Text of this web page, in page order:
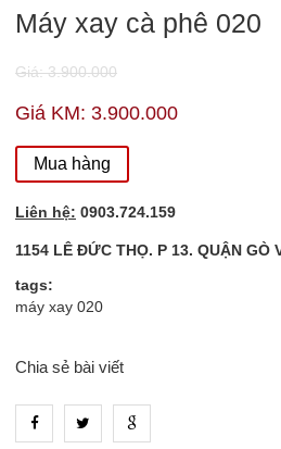
Máy xay cà phê 020
Giá: 3.900.000
Giá KM: 3.900.000
Mua hàng
Liên hệ: 0903.724.159
1154 LÊ ĐỨC THỌ. P 13. QUẬN GÒ
tags:
máy xay 020
Chia sẻ bài viết